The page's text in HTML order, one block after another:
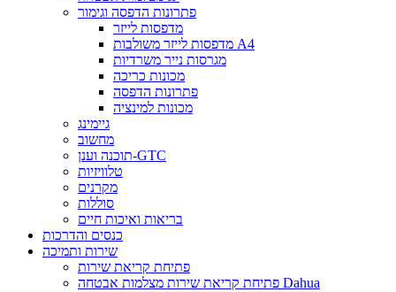
פתרונות הדפסה וגימור
מדפסות לייזר
מדפסות לייזר משולבות A4
מגרסות נייר משרדיות
מכונות כריכה
פתרונות הדפסה
מכונות למינציה
גיימינג
מחשוב
תוכנה וענן-GTC
טלוויזיות
מקרנים
סוללות
בריאות ואיכות חיים
כנסים והדרכות
שירות ותמיכה
פתיחת קריאת שירות
פתיחת קריאת שירות מצלמות אבטחה Dahua